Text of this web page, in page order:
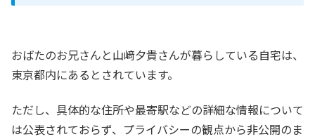
おばたのお兄さんと山﨑夕貴さんが暮らしている自宅は、
東京都内にあるとされています。
ただし、具体的な住所や最寄駅などの詳細な情報について
は公表されておらず、プライバシーの観点から非公開のま